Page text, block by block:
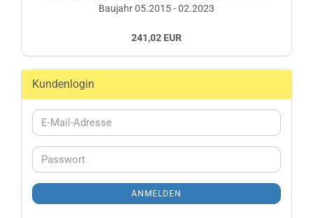
Baujahr 05.2015 - 02.2023
241,02 EUR
Kundenlogin
E-
Mail-
Passwort
ANMELDEN